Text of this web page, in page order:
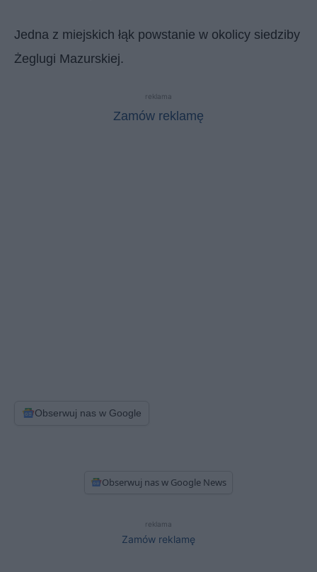
Jedna z miejskich łąk powstanie w okolicy siedziby
Żeglugi Mazurskiej.
reklama
Zamów reklamę
Obserwuj nas w Google
Obserwuj nas w Google News
reklama
Zamów reklamę